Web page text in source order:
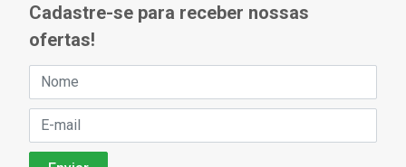
Cadastre-se para receber nossas
ofertas!